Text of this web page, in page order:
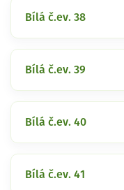
Bílá č.ev. 38
Bílá č.ev. 39
Bílá č.ev. 40
Bílá č.ev. 41